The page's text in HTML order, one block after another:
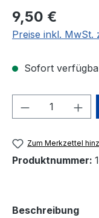
Regulärer Preis:
9,50 €
Preise inkl. MwSt.
Sofort
Produkt
Zum Merkzettel
Produktnummer:
Beschreibung